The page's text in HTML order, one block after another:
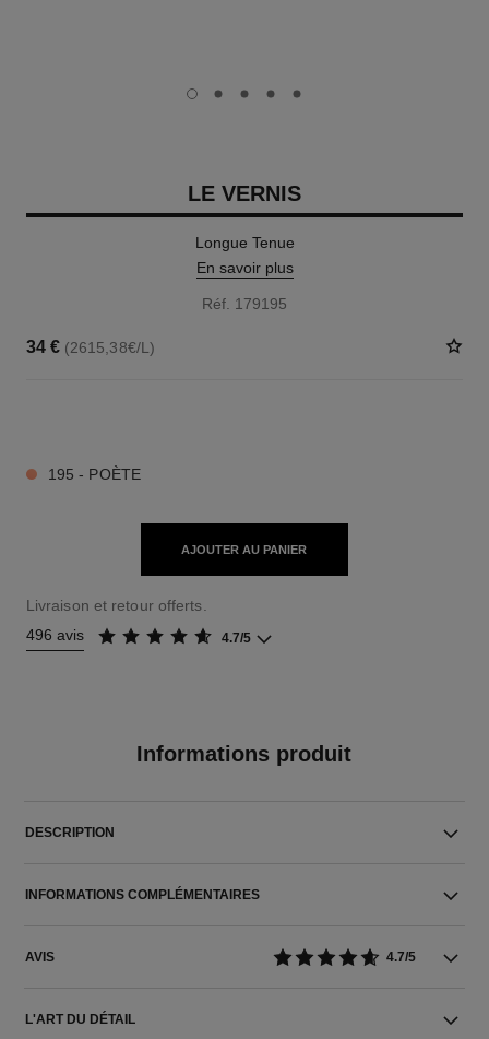
carousel dot
carousel dot
carousel dot
carousel dot
carousel dot
LE VERNIS
Longue Tenue
En savoir plus
Réf. 179195
34 € (2615,38€/L)
195 - POÈTE
AJOUTER AU PANIER
Livraison et retour offerts.
496 avis
4.7/5
Informations produit
DESCRIPTION
INFORMATIONS COMPLÉMENTAIRES
AVIS 4.7/5
L'ART DU DÉTAIL